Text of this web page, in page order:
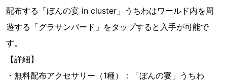
配布する「ぼんの宴 in cluster」うちわはワールド内を周
遊する「グラサンバード」をタップすると入手が可能で
す。
【詳細】
・無料配布アクセサリー（1種）：「ぼんの宴」うちわ